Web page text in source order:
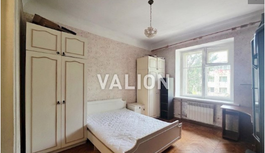
квартири: Стан: Виконано сучасний євроремонт із
використанням надійних матеріалів Параметри: Загальна
площа 34 м.кв , знаходиться на 7/34 поверсі. У будинку
встановлені швидкісні безшумні ліфти. Економічність: Невеликі
комунальні платежі завдяки енергоефективності будинку та
індивідуальним лічильникам на опалення, воду та світло.
Інфраструктура та локація (Центр міста): Транспортний вузол:
Дуже зручна транспортна розв'язка. До станції метро
«Вокзальна» 9 хвилин пішки, до метро «Політехнічний інститут»
10 хвилин. До самого серця Києва (Хрещатик, Бессарабський
ринок) всього 2.8 км. Комфорт: У пішій доступності
розташований ТРЦ «Україна», супермаркети, фітнес-клуби,
кінотеатр та безліч ресторанів і кафе. Безпека та сервіс